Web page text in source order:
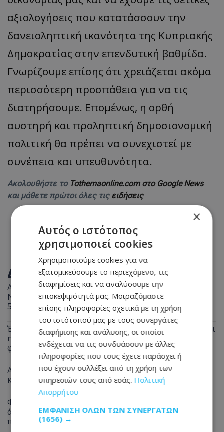
αξιολογήσεις που κατατάσσουν την
δανειοληπτική ικανότητα της Κυπριακής
Δημοκρατίας στην επενδυτική βαθμίδα.
Γνωρίζουμε επίσης ότι χρειάζεται ακόμα
περισσότερη προσπάθεια για να τις
διατηρήσουμε. Επομένως, η ορθή
αυστηρή και προληπτική δημοσιονομική
πολιτική θα πρέπει να συνεχιστεί με
συνέπεια και υπευθυνότητα.
Ακολουθήστε το Tothemaonline.com στο Google News
και μάθετε πρώτοι όλες τις ειδήσεις
ΔΙΑΒΑΣΤΕ ΕΠΙΣΗΣ
Απόπειρα φόνου: Άγρια επίθεση με μαχαίρι - Στο
Νοσοκομείο δύο άτομα, πέρασαν χειροπέδες σε
51χρονο
Έφυγε από τη ζωή ο 58χρονος Μιχάλης - Πότε θα γίνει
η κηδεία και η παράκληση της οικογένειάς - Δείτε
φωτογραφία του
Αναστάτωση στη Λευκωσία: Μπλόκαρε την είσοδο
και… έφυγε «κυρία» - Δείτε φωτογραφία
Φριχτό έγκλημα: Νεκρός ποδοσφαιριστής μετά από
άγριο ξυλοδαρμό - Τον χτύπησαν με πλάκες
πεζοδρομίου
×
Αυτός ο ιστότοπος
χρησιμοποιεί cookies
Χρησιμοποιούμε cookies για να
εξατομικεύσουμε το περιεχόμενο, τις
διαφημίσεις και να αναλύσουμε την
επισκεψιμότητά μας. Μοιραζόμαστε
επίσης πληροφορίες σχετικά με τη χρήση
του ιστότοπού μας με τους συνεργάτες
διαφήμισης και ανάλυσης, οι οποίοι
ενδέχεται να τις συνδυάσουν με άλλες
πληροφορίες που τους έχετε παράσχει ή
που έχουν συλλέξει από τη χρήση των
υπηρεσιών τους από εσάς. Πολιτική
Απορρήτου
ΕΜΦΆΝΙΣΗ ΌΛΩΝ ΤΩΝ ΣΥΝΕΡΓΑΤΏΝ
(1656) →